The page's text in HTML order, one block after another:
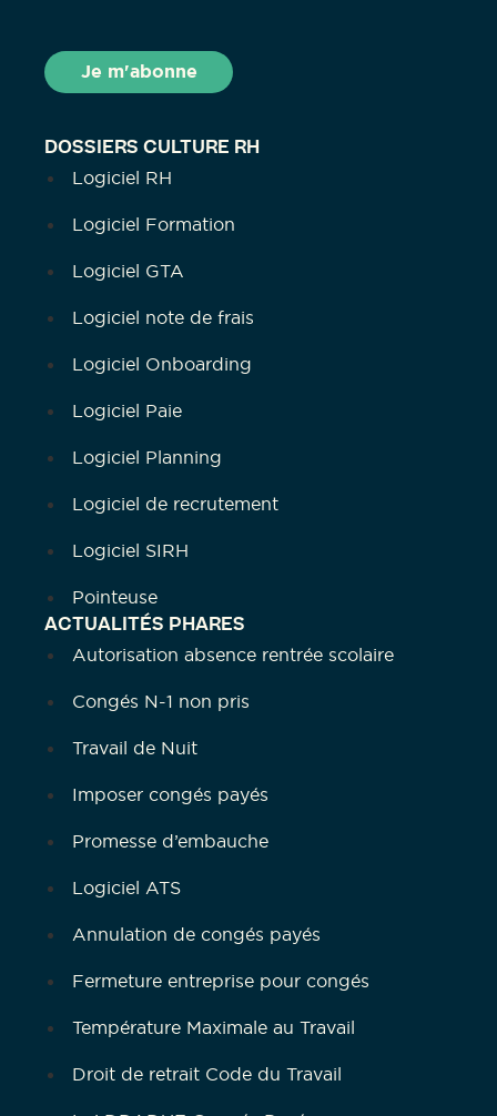
DOSSIERS CULTURE RH
Logiciel RH
Logiciel Formation
Logiciel GTA
Logiciel note de frais
Logiciel Onboarding
Logiciel Paie
Logiciel Planning
Logiciel de recrutement
Logiciel SIRH
Pointeuse
ACTUALITÉS PHARES
Autorisation absence rentrée scolaire
Congés N-1 non pris
Travail de Nuit
Imposer congés payés
Promesse d’embauche
Logiciel ATS
Annulation de congés payés
Fermeture entreprise pour congés
Température Maximale au Travail
Droit de retrait Code du Travail